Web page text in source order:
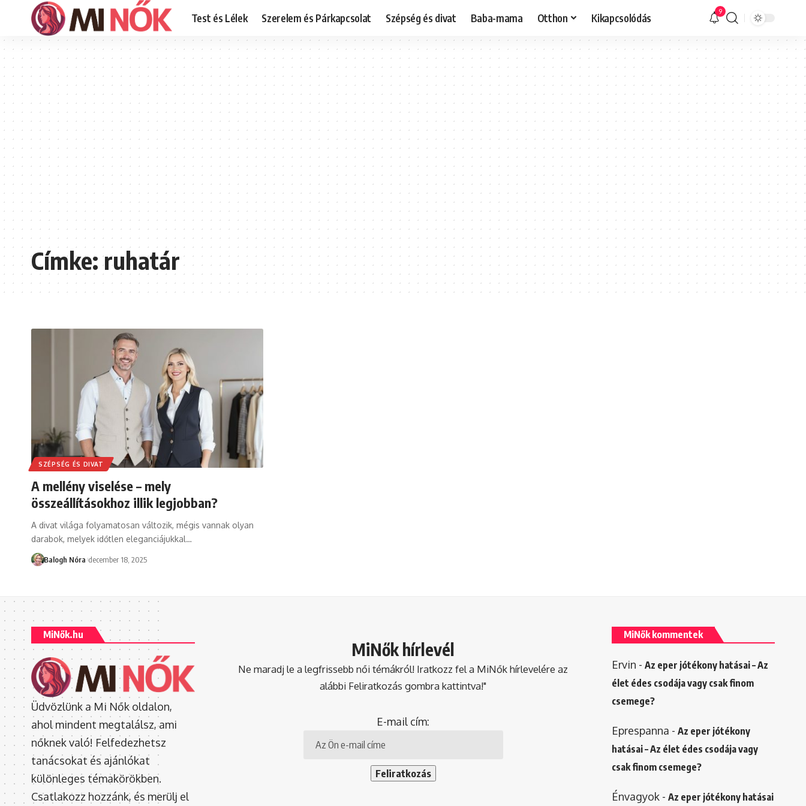
Test és Lélek Szerelem és Párkapcsolat Szépség és divat Baba-mama Otthon Kikapcsolódás 9
Címke:ruhatár
SZÉPSÉG ÉS DIVAT
A mellény viselése – mely
összeállításokhoz illik legjobban?
A divat világa folyamatosan változik, mégis vannak olyan
darabok, melyek időtlen eleganciájukkal…
Balogh Nóra december 18, 2025
MiNők.hu
Üdvözlünk a Mi Nők oldalon,
ahol mindent megtalálsz, ami
nőknek való! Felfedezhetsz
tanácsokat és ajánlókat
különleges témakörökben.
Csatlakozz hozzánk, és merülj el
MiNők hírlevél
Ne maradj le a legfrissebb női témákról! Iratkozz fel a MiNők hírlevelére az
alábbi Feliratkozás gombra kattintva!"
E-mail cím:
MiNők kommentek
Ervin - Az eper jótékony hatásai – Az
élet édes csodája vagy csak finom
csemege?
Eprespanna - Az eper jótékony
hatásai – Az élet édes csodája vagy
csak finom csemege?
Énvagyok- Az eper jótékony hatásai